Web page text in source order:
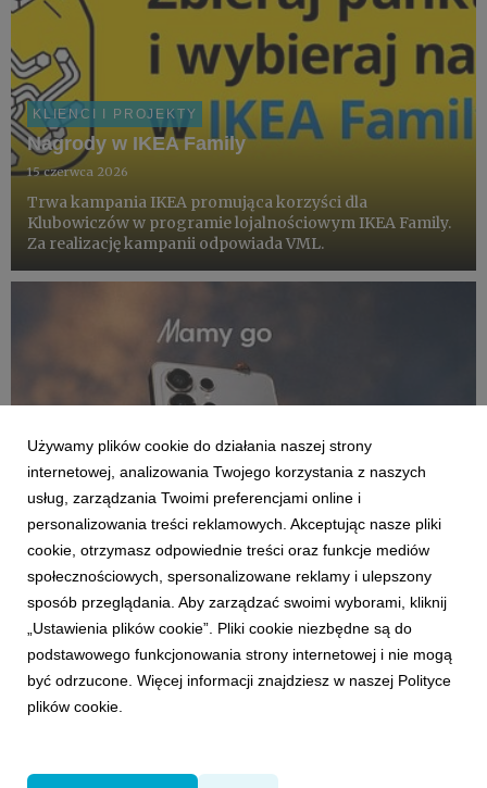
KLIENCI I PROJEKTY
Nagrody w IKEA Family
15 czerwca 2026
Trwa kampania IKEA promująca korzyści dla
Klubowiczów w programie lojalnościowym IKEA Family.
Za realizację kampanii odpowiada VML.
KLIENCI I PROJEKTY
Samsung ponownie wybiera VML
8 czerwca 2026
Samsung przedłuża trwającą od 2016 roku współpracę z
VML.
Używamy plików cookie do działania naszej strony
internetowej, analizowania Twojego korzystania z naszych
usług, zarządzania Twoimi preferencjami online i
personalizowania treści reklamowych. Akceptując nasze pliki
cookie, otrzymasz odpowiednie treści oraz funkcje mediów
społecznościowych, spersonalizowane reklamy i ulepszony
sposób przeglądania. Aby zarządzać swoimi wyborami, kliknij
„Ustawienia plików cookie”. Pliki cookie niezbędne są do
podstawowego funkcjonowania strony internetowej i nie mogą
być odrzucone. Więcej informacji znajdziesz w naszej Polityce
plików cookie.